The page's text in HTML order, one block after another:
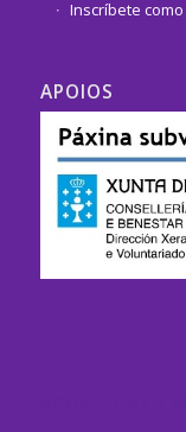
Inscríbete
APOIOS